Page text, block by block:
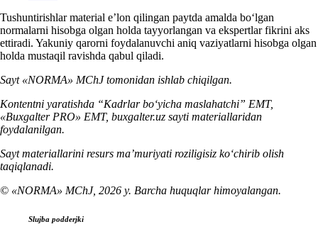
Tushuntirishlar material e’lon qilingan paytda amalda boʻlgan
normalarni hisobga olgan holda tayyorlangan va ekspertlar fikrini aks
ettiradi. Yakuniy qarorni foydalanuvchi aniq vaziyatlarni hisobga olgan
holda mustaqil ravishda qabul qiladi.
Sayt «NORMA» MChJ tomonidan ishlab chiqilgan.
Kontentni yaratishda “Kadrlar boʻyicha maslahatchi” EMT,
«Buxgalter PRO» EMT, buxgalter.uz sayti materiallaridan
foydalanilgan.
Sayt materiallarini resurs ma’muriyati roziligisiz koʻchirib olish
taqiqlanadi.
© «NORMA» MChJ, 2026 y. Barcha huquqlar himoyalangan.
Slujba podderjki